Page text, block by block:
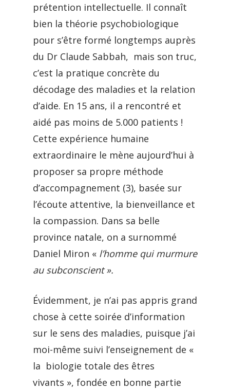
prétention intellectuelle. Il connaît
bien la théorie psychobiologique
pour s’être formé longtemps auprès
du Dr Claude Sabbah, mais son truc,
c’est la pratique concrète du
décodage des maladies et la relation
d’aide. En 15 ans, il a rencontré et
aidé pas moins de 5.000 patients !
Cette expérience humaine
extraordinaire le mène aujourd’hui à
proposer sa propre méthode
d’accompagnement (3), basée sur
l’écoute attentive, la bienveillance et
la compassion. Dans sa belle
province natale, on a surnommé
Daniel Miron « l’homme qui murmure
au subconscient ».
Évidemment, je n’ai pas appris grand
chose à cette soirée d’information
sur le sens des maladies, puisque j’ai
moi-même suivi l’enseignement de «
la biologie totale des êtres
vivants », fondée en bonne partie